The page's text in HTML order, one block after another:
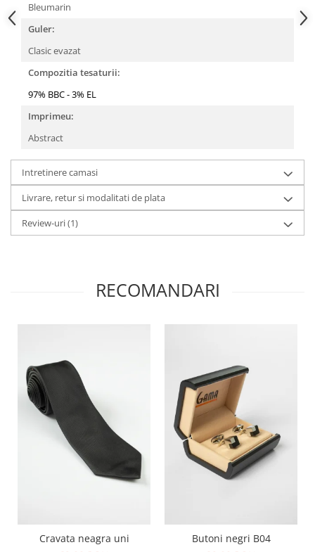
Bleumarin
Guler:
Clasic evazat
Compozitia tesaturii:
97% BBC - 3% EL
Imprimeu:
Abstract
Intretinere camasi
Livrare, retur si modalitati de plata
Review-uri(1)
RECOMANDARI
Cravata neagra uni
Butoni negri B04